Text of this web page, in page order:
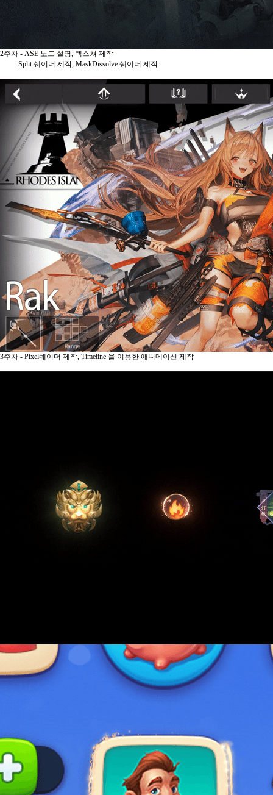
2주차 - ASE 노드 설명, 텍스쳐 제작
Split 쉐이더 제작, MaskDissolve 쉐이더 제작
3주차 - Pixel쉐이더 제작, Timeline 을 이용한 애니메이션 제작